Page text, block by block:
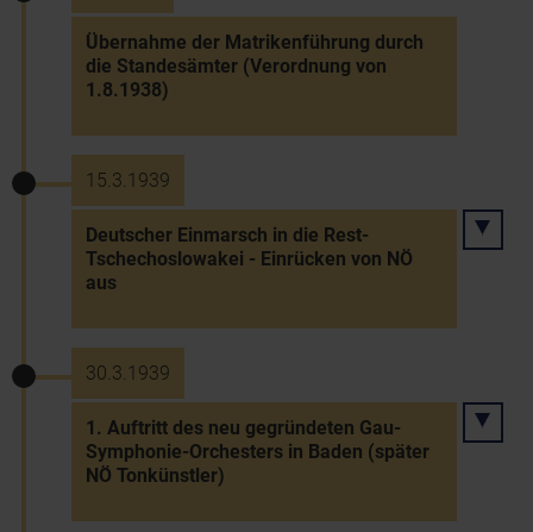
Übernahme der Matrikenführung durch
die Standesämter (Verordnung von
1.8.1938)
15.3.1939
Deutscher Einmarsch in die Rest-
Tschechoslowakei - Einrücken von NÖ
aus
30.3.1939
1. Auftritt des neu gegründeten Gau-
Symphonie-Orchesters in Baden (später
NÖ Tonkünstler)